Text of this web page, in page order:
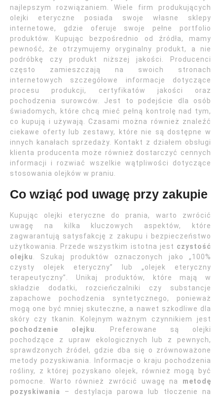
najlepszym rozwiązaniem. Wiele firm produkujących
olejki eteryczne posiada swoje własne sklepy
internetowe, gdzie oferuje swoje pełne portfolio
produktów. Kupując bezpośrednio od źródła, mamy
pewność, że otrzymujemy oryginalny produkt, a nie
podróbkę czy produkt niższej jakości. Producenci
często zamieszczają na swoich stronach
internetowych szczegółowe informacje dotyczące
procesu produkcji, certyfikatów jakości oraz
pochodzenia surowców. Jest to podejście dla osób
świadomych, które chcą mieć pełną kontrolę nad tym,
co kupują i używają. Czasami można również znaleźć
ciekawe oferty lub zestawy, które nie są dostępne w
innych kanałach sprzedaży. Kontakt z działem obsługi
klienta producenta może również dostarczyć cennych
informacji i rozwiać wszelkie wątpliwości dotyczące
stosowania olejków w praniu.
Co wziąć pod uwagę przy zakupie
Kupując olejki eteryczne do prania, warto zwrócić
uwagę na kilka kluczowych aspektów, które
zagwarantują satysfakcję z zakupu i bezpieczeństwo
użytkowania. Przede wszystkim istotna jest czystość
olejku
. Szukaj produktów oznaczonych jako „100%
czysty olejek eteryczny” lub „olejek eteryczny
terapeutyczny”. Unikaj produktów, które mają w
składzie dodatki, rozcieńczalniki czy substancje
zapachowe pochodzenia syntetycznego, ponieważ
mogą one być mniej skuteczne, a nawet szkodliwe dla
skóry czy tkanin. Kolejnym ważnym czynnikiem jest
pochodzenie olejku
. Preferowane są olejki
pochodzące z upraw ekologicznych lub z pewnych,
sprawdzonych źródeł, gdzie dba się o zrównoważone
metody pozyskiwania. Informacje o kraju pochodzenia
rośliny, z której pozyskano olejek, również mogą być
pomocne. Warto również zwrócić uwagę na metodę
pozyskiwania
– destylacja parowa lub tłoczenie na